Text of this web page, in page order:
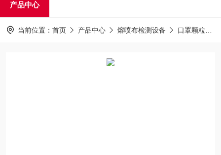
产品中心
当前位置： 首页 产品中心 熔喷布检测设备 口罩颗粒过滤效率测试仪